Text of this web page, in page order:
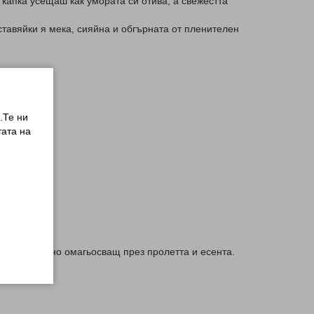
я мека, сияйна и обгърната от пленителен
сладост.
но особено омагьосващ през пролетта и есента.
ни
на